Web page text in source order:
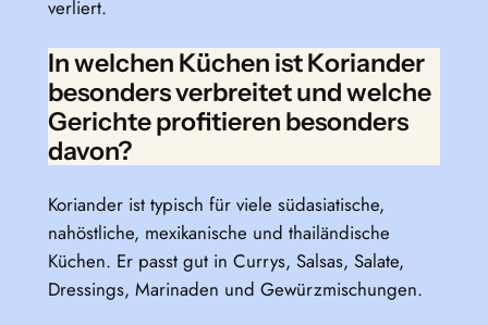
verliert.
In welchen Küchen ist Koriander
besonders verbreitet und welche
Gerichte profitieren besonders
davon?
Koriander ist typisch für viele südasiatische,
nahöstliche, mexikanische und thailändische
Küchen. Er passt gut in Currys, Salsas, Salate,
Dressings, Marinaden und Gewürzmischungen.